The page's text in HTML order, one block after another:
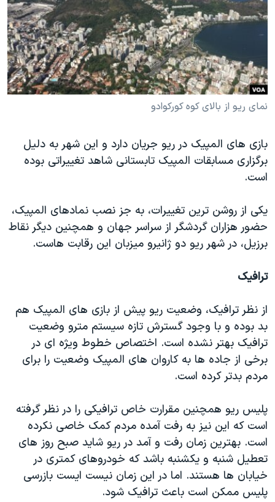
فرهنگ و زندگی
حقوق شهروندی
اقتصادی
علم و فناوری
اسرائیل در جنگ
آرشیو پخش زنده
مستندها
انتخابات ریاست جمهوری آمریکا ۲۰۲۴
حمله جمهوری اسلامی به اسرائیل
رمز مهسا
ورزش زنان در ایران
مجموعه مستندهای دادخواهی
تریبونال مردمی آبان ۹۸
چهل سال گروگان‌گیری
قانون شفافیت دارائی کادر رهبری ایران
اسرائیل در جنگ
همایش محافظه‌کاران آمریکا «سی‌پک»
صفحه‌های ویژه
سفر پرزیدنت ترامپ به چین
دنبال کنید
زبانهای مختلف
نمای ریو از بالای کوه کورکوادو
بازی های المپیک در ریو جریان دارد و این شهر به دلیل
برگزاری مسابقات المپیک تابستانی شاهد تغییراتی بوده
است.
یکی از روشن ترین تغییرات، به جز نصب نمادهای المپیک،
حضور هزاران گردشگر از سراسر جهان و همچنین دیگر نقاط
برزیل، در شهر ریو دو ژانیرو میزبان این رقابت هاست.
ترافیک
از نظر ترافیک، وضعیت ریو پیش از بازی های المپیک هم
بد بوده و با وجود گسترش تازه سیستم مترو وضعیت
ترافیک بهتر نشده است. اختصاص خطوط ویژه ای در
برخی از جاده ها به کاروان های المپیک وضعیت را برای
مردم بدتر کرده است.
پلیس ریو همچنین مقرارت خاص ترافیکی را در نظر گرفته
است که این نیز به رفت آمده مردم کمک خاصی نکرده
است. بهترین زمان رفت و آمد در ریو شاید صبح روز های
تعطیل شنبه و یکشنبه باشد که خودروهای کمتری در
خیابان ها هستند. اما در این زمان نیست ایست بازرسی
پلیس ممکن است باعث ترافیک شود.